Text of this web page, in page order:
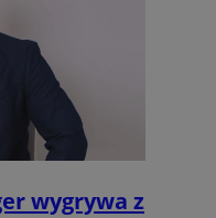
wygrywa z